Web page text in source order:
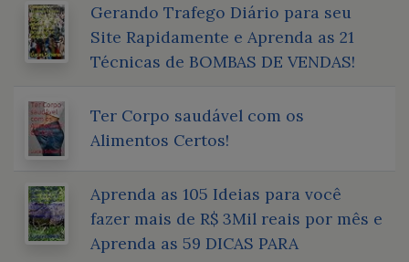
Gerando Trafego Diário para seu
Site Rapidamente e Aprenda as 21
Técnicas de BOMBAS DE VENDAS!
Ter Corpo saudável com os
Alimentos Certos!
Aprenda as 105 Ideias para você
fazer mais de R$ 3Mil reais por mês e
Aprenda as 59 DICAS PARA